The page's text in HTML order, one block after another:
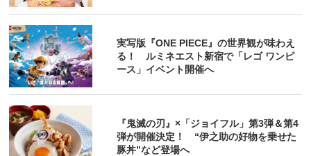
実写版『ONE PIECE』の世界観が味わえ
る！ ルミネエスト新宿で「レゴ ワンピ
ース」イベント開催へ
『鬼滅の刃』×「ジョイフル」第3弾＆第4
弾が開催決定！ “伊之助の好物を乗せた
豚丼”など登場へ